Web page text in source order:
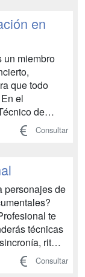
a tu
y... en
un miembro
que todo
de
aprende
sonido, los
del
...
Consultar
personajes de
te
ritmo,
formación
prácticas
Consultar